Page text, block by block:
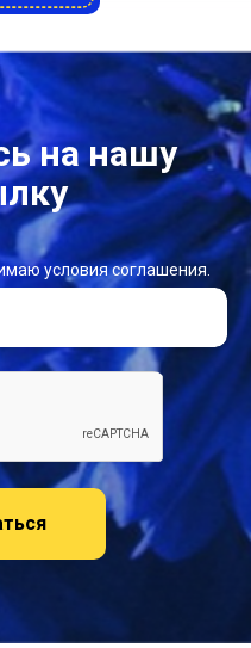
на нашу
условия соглашения.